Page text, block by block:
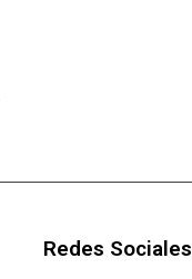
Redes Sociales